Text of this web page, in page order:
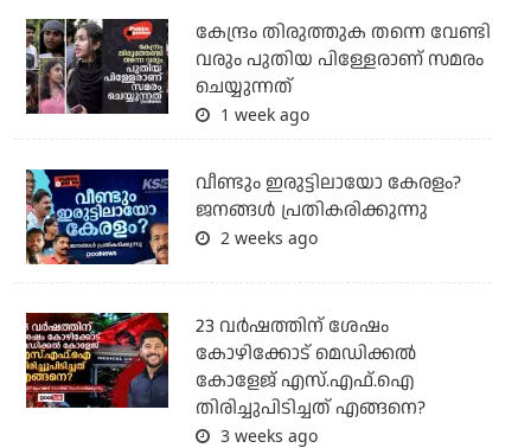
കേന്ദ്രം തിരുത്തുക തന്നെ വേണ്ടി
വരും പുതിയ പിള്ളേരാണ് സമരം
ചെയ്യുന്നത്
1 week ago
വീണ്ടും ഇരുട്ടിലായോ കേരളം?
ജനങ്ങൾ പ്രതികരിക്കുന്നു
2 weeks ago
23 വർഷത്തിന് ശേഷം
കോഴിക്കോട് മെഡിക്കൽ
കോളേജ് എസ്.എഫ്.ഐ
തിരിച്ചുപിടിച്ചത് എങ്ങനെ?
3 weeks ago